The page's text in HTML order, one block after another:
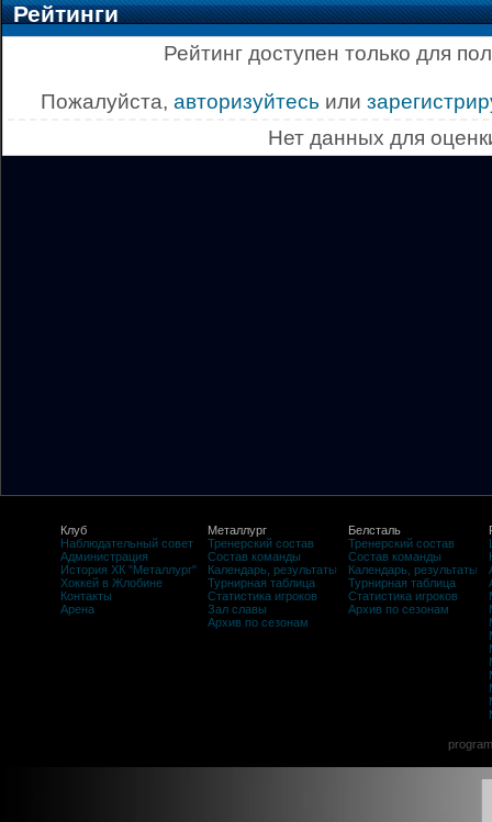
Рейтинги
Рейтинг доступен только для
Пожалуйста, авторизуйтесь или
Нет данных для
Клуб
Наблюдательный совет
Администрация
История ХК "Металлург"
Хоккей в Жлобине
Контакты
Арена
Металлург
Тренерский состав
Состав команды
Календарь, результаты
Турнирная таблица
Статистика игроков
Зал славы
Архив по сезонам
Белсталь
Тренерский состав
Состав команды
Календарь, результаты
Турнирная таблица
Статистика игроков
Архив по сезонам